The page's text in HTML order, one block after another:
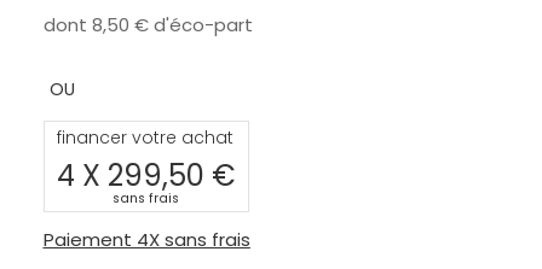
dont 8,50d'éco-part
financer votre achat
4 X 299,50
sans frais
Paiement 4X sans frais